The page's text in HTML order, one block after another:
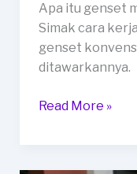
Apa itu genset
Simak cara
genset
ditawarkannya.
Memahami
Read More »